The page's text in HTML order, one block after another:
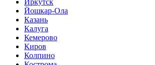
Йошкар-Ола
Казань
Калуга
Кемерово
Киров
Колпино